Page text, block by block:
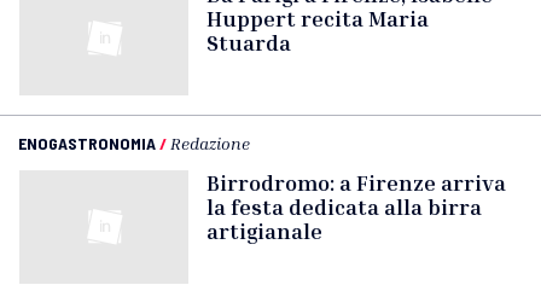
Huppert recita Maria
Stuarda
ENOGASTRONOMIA/ Redazione
Birrodromo: a Firenze arriva
la festa dedicata alla birra
artigianale